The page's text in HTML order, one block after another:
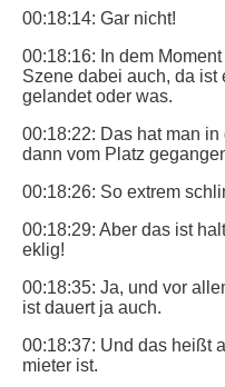
00:18:14: Gar nicht!
00:18:16: In dem
Szene dabei auch, da
gelandet oder was.
00:18:22: Das hat man
dann vom Platz
00:18:26: So extrem
00:18:29: Aber das ist
eklig!
00:18:35: Ja, und vor
ist dauert ja auch.
00:18:37: Und das heißt
mieter ist.